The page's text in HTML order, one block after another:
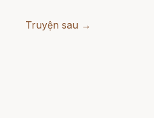
Truyện sau →